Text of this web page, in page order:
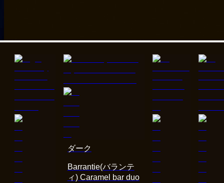
Barrantie(バランテ
ィ) Caramel bar duo
ダーク